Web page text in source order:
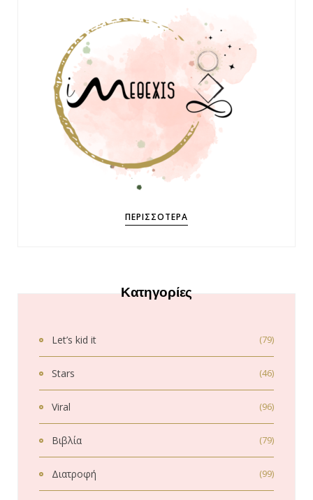
ΠΕΡΙΣΣΌΤΕΡΑ
Κατηγορίες
Let’s kid it (79)
Stars (46)
Viral (96)
Βιβλία (79)
Διατροφή (99)